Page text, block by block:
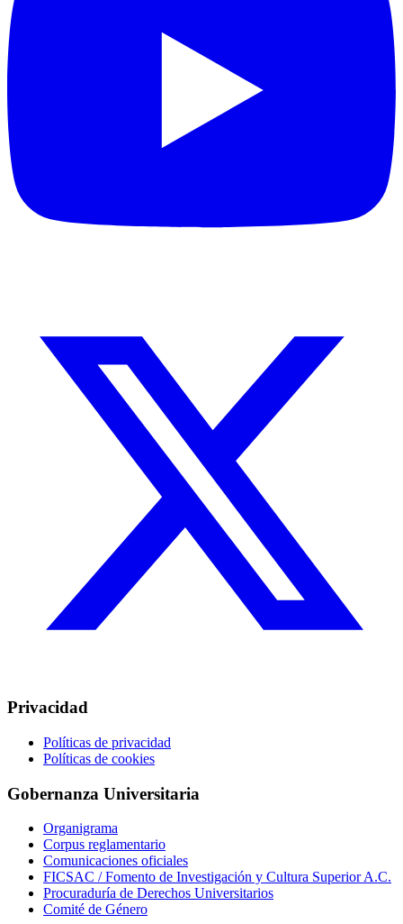
Privacidad
Políticas de privacidad
Políticas de cookies
Gobernanza Universitaria
Organigrama
Corpus reglamentario
Comunicaciones oficiales
FICSAC / Fomento de Investigación y Cultura Superior A.C.
Procuraduría de Derechos Universitarios
Comité de Género